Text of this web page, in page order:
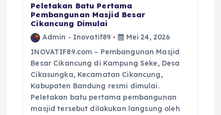
Peletakan Batu Pertama
Pembangunan Masjid Besar
Cikancung Dimulai
Admin - Inovatif89
Mei 24, 2026
INOVATIF89.com – Pembangunan Masjid
Besar Cikancung di Kampung Seke, Desa
Cikasungka, Kecamatan Cikancung,
Kabupaten Bandung resmi dimulai.
Peletakan batu pertama pembangunan
masjid tersebut dilakukan langsung oleh